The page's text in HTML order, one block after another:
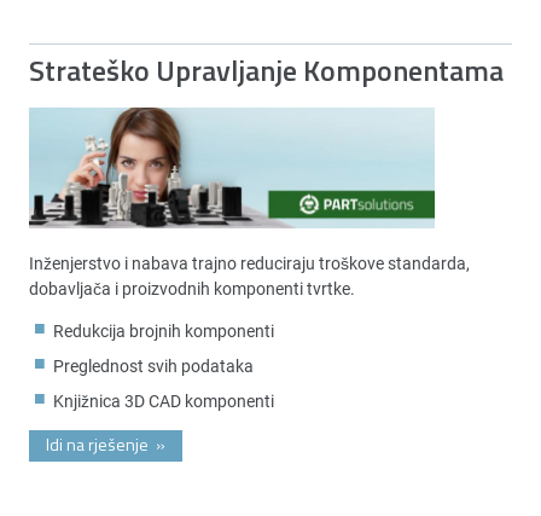
Strateško Upravljanje Komponentama
Inženjerstvo i nabava trajno reduciraju troškove standarda,
dobavljača i proizvodnih komponenti tvrtke.
Redukcija brojnih komponenti
Preglednost svih podataka
Knjižnica 3D CAD komponenti
Idi na rješenje »